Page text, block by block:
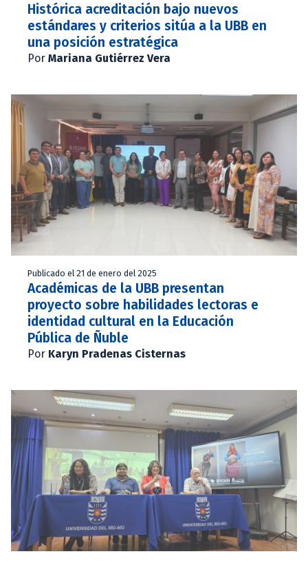
Histórica acreditación bajo nuevos
estándares y criterios sitúa a la UBB en
una posición estratégica
Por Mariana Gutiérrez Vera
Publicado el 21 de enero del 2025
Académicas de la UBB presentan
proyecto sobre habilidades lectoras e
identidad cultural en la Educación
Pública de Ñuble
Por Karyn Pradenas Cisternas